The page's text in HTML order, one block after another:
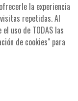
la experiencia
repetidas. Al
uso de TODAS las
de cookies" para